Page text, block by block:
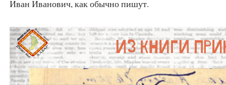
Иван Иванович, как обычно пишут.